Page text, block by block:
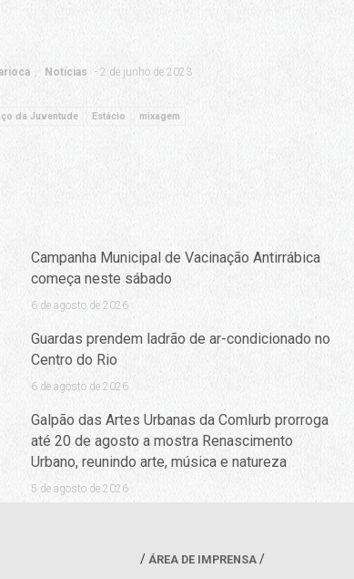
Notícias 2 de junho de 2023
da Juventude Estácio mixagem
Campanha Municipal de Vacinação Antirrábica
começa neste sábado
6 de agosto de 2026
Guardas prendem ladrão de ar-condicionado no
Centro do Rio
6 de agosto de 2026
Galpão das Artes Urbanas da Comlurb prorroga
até 20 de agosto a mostra Renascimento
Urbano, reunindo arte, música e natureza
5 de agosto de 2026
ÁREA DE IMPRENSA